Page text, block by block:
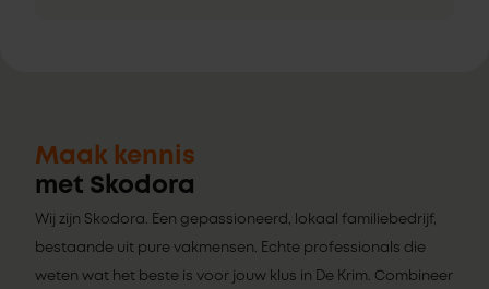
Maak kennis
met Skodora
Wij zijn Skodora. Een gepassioneerd, lokaal familiebedrijf,
bestaande uit pure vakmensen. Echte professionals die
weten wat het beste is voor jouw klus in De Krim. Combineer